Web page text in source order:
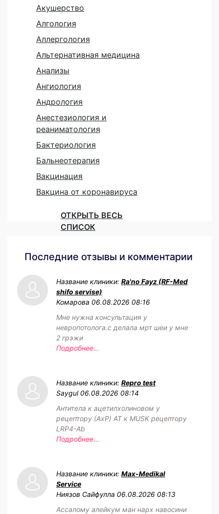
Акушерство
Алгология
Аллергология
Альтернативная медицина
Анализы
Ангиология
Андрология
Анестезиология и
реаниматология
Бактериология
Бальнеотерапия
Вакцинация
Вакцина от коронавируса
ОТКРЫТЬ ВЕСЬ
СПИСОК
Последние отзывы и комментарии
Название клиники: Ra'no Fayz (RF-Med
shifo servise)
Комарова 06.08.2026 08:16
Мне нужна консультация у
невропотолога.с делала мрт шеи у мне
2 грэжи
Подробнее...
Название клиники: Repro test
Saygul 06.08.2026 08:14
Антитела к ацетилхолиновом у
рецептору (АхР) АТ к MUSK рецептору
LRP4-Ab
Подробнее...
Название клиники: Max-Medikal
Service
Ниязов Сайфулла 06.08.2026 08:13
Ассалому алейкум ман нарх навосини